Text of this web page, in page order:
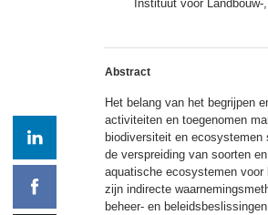
Instituut voor
Abstract
Het belang van het begrijpen
activiteiten en toegenomen
biodiversiteit en ecosystemen
de verspreiding van soorten
aquatische ecosystemen voor
zijn indirecte
beheer- en